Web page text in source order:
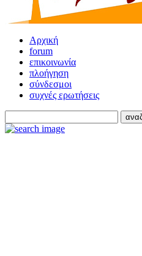
Αρχική
forum
επικοινωνία
πλοήγηση
σύνδεσμοι
συχνές ερωτήσεις